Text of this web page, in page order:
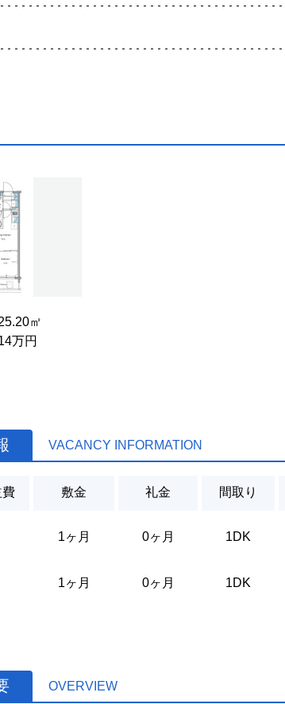
㎡
万円
VACANCY INFORMATION
費 敷金 礼金 間取り
1ヶ月 0ヶ月 1DK
1ヶ月 0ヶ月 1DK
OVERVIEW